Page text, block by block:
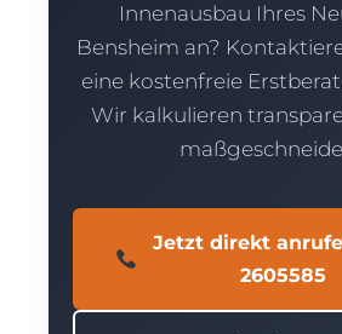
Innenausbau Ihres
Bensheim an?
eine kostenfreie
Wir kalkulieren
Jetzt direkt
2605585